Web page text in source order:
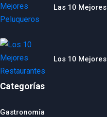
Las 10
Los 10
Categorías
Gastronomía